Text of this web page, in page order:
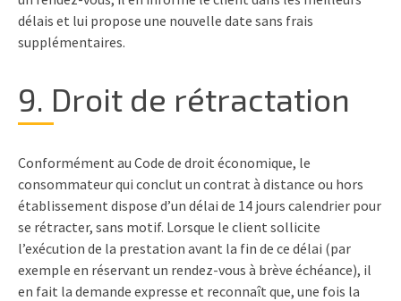
délais et lui propose une nouvelle date sans frais
supplémentaires.
9. Droit de rétractation
Conformément au Code de droit économique, le
consommateur qui conclut un contrat à distance ou hors
établissement dispose d’un délai de 14 jours calendrier pour
se rétracter, sans motif. Lorsque le client sollicite
l’exécution de la prestation avant la fin de ce délai (par
exemple en réservant un rendez-vous à brève échéance), il
en fait la demande expresse et reconnaît que, une fois la